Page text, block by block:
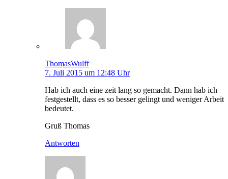
ThomasWulff
7. Juli 2015 um 12:48 Uhr
Hab ich auch eine zeit lang so gemacht. Dann hab ich
festgestellt, dass es so besser gelingt und weniger Arbeit
bedeutet.
Gruß Thomas
Antworten